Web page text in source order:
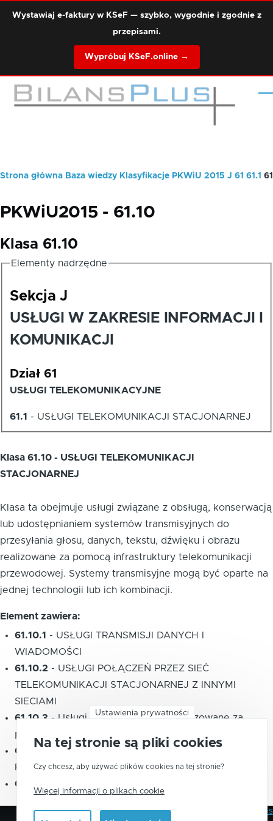
Wystawiaj e-faktury w KSeF — szybko, wygodnie i zgodnie z
przepisami.
Wypróbuj KSeF.online →
Ścieżka
nawigacyjna
Strona główna Baza wiedzy Klasyfikacje PKWiU 2015 J 61 61.1
PKWiU2015 - 61.10
Klasa 61.10
Elementy nadrzędne
Sekcja J
USŁUGI W ZAKRESIE INFORMACJI I
KOMUNIKACJI
Dział 61
USŁUGI TELEKOMUNIKACYJNE
61.1 - USŁUGI TELEKOMUNIKACJI STACJONARNEJ
Klasa 61.10 - USŁUGI TELEKOMUNIKACJI
STACJONARNEJ
Klasa ta obejmuje usługi związane z obsługą, konserwacją
lub udostępnianiem systemów transmisyjnych do
przesyłania głosu, danych, tekstu, dźwięku i obrazu
realizowane za pomocą infrastruktury telekomunikacji
przewodowej. Systemy transmisyjne mogą być oparte na
jednej technologii lub ich kombinacji.
Element zawiera:
61.10.1 - USŁUGI TRANSMISJI DANYCH I
WIADOMOŚCI
61.10.2 - USŁUGI POŁĄCZEŃ PRZEZ SIEĆ
TELEKOMUNIKACJI STACJONARNEJ Z INNYMI
SIECIAMI
61.10.3 - Usługi transmisji danych realizowane za
pomocą sieci telekomunikacji stacjonarnej
61.10.4-USŁUGI UDOSTĘPNIANIA INTERNETU ZA
POMOCĄ SIECI TELEKOMUNIKACJI STACJONARNEJ
61.10.5
Polityka Prywatności Pliki Cookies
Ustawienia prywatności
Na tej stronie są pliki cookies
Czy chcesz, aby używać plików cookies na tej stronie?
Więcej informacji o plikach cookie